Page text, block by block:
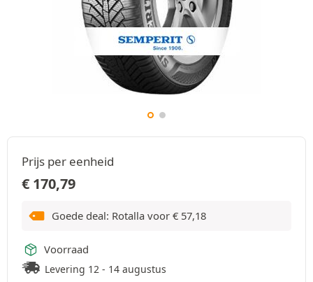
Prijs per eenheid
€ 170,79
Goede deal: Rotalla voor € 57,18
Voorraad
Levering 12 - 14 augustus